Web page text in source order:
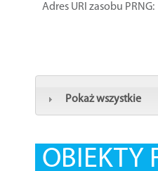
Adres URI zasobu PRNG:
Pokaż wszystkie
OBIEKTY